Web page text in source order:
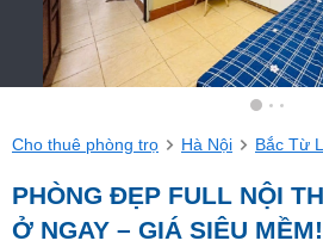
Cho thuê phòng trọ Hà Nội Bắc Từ
PHÒNG ĐẸP FULL NỘI
Ở NGAY – GIÁ SIÊU MỀM!